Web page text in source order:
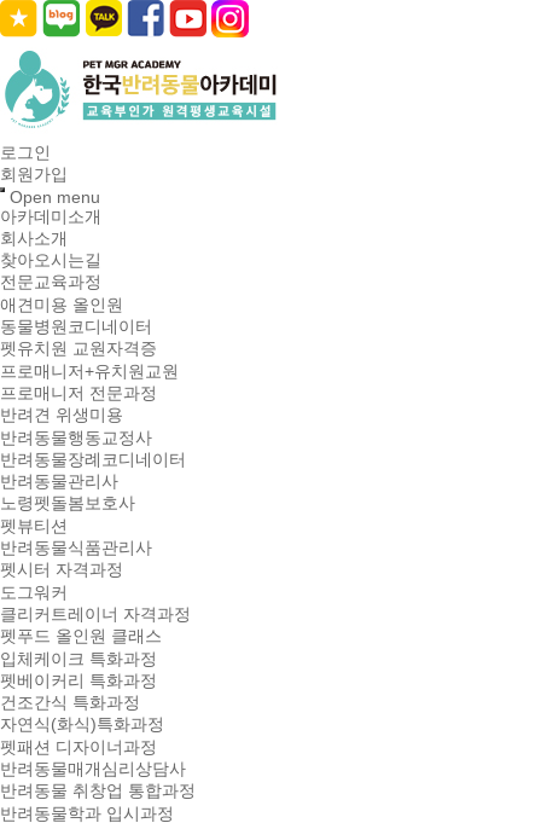
로그인
회원가입
Open menu
아카데미소개
회사소개
찾아오시는길
전문교육과정
애견미용 올인원
동물병원코디네이터
펫유치원 교원자격증
프로매니저+유치원교원
프로매니저 전문과정
반려견 위생미용
반려동물행동교정사
반려동물장례코디네이터
반려동물관리사
노령펫돌봄보호사
펫뷰티션
반려동물식품관리사
펫시터 자격과정
도그워커
클리커트레이너 자격과정
펫푸드 올인원 클래스
입체케이크 특화과정
펫베이커리 특화과정
건조간식 특화과정
자연식(화식)특화과정
펫패션 디자이너과정
반려동물매개심리상담사
반려동물 취창업 통합과정
반려동물학과 입시과정